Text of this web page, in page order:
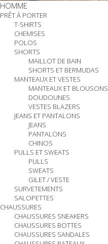
HOMME
PRÊT À PORTER
T-SHIRTS
CHEMISES
POLOS
SHORTS
MAILLOT DE BAIN
SHORTS ET BERMUDAS
MANTEAUX ET VESTES
MANTEAUX ET BLOUSONS
DOUDOUNES
VESTES BLAZERS
JEANS ET PANTALONS
JEANS
PANTALONS
CHINOS
PULLS ET SWEATS
PULLS
SWEATS
GILET / VESTE
SURVETEMENTS
SALOPETTES
CHAUSSURES
CHAUSSURES SNEAKERS
CHAUSSURES BOTTES
CHAUSSURES SANDALES